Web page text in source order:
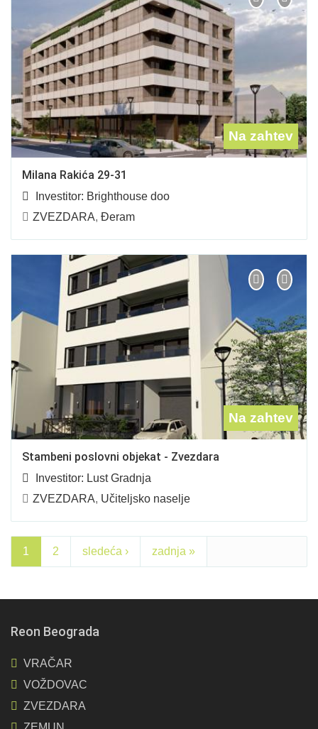
Na zahtev
Milana Rakića 29-31
Investitor: Brighthouse doo
ZVEZDARA, Đeram
Na zahtev
Stambeni poslovni objekat - Zvezdara
Investitor: Lust Gradnja
ZVEZDARA, Učiteljsko naselje
1 2 sledeća › zadnja »
Reon Beograda
VRAČAR
VOŽDOVAC
ZVEZDARA